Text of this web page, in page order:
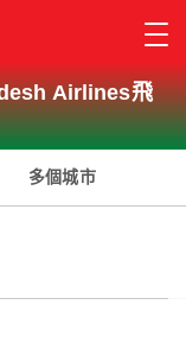
Airlines飛
多個城市